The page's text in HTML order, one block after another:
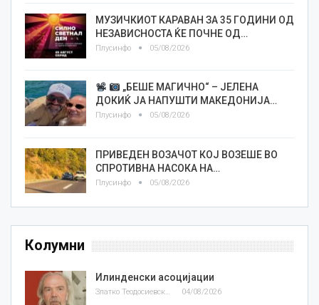
МУЗИЧКИОТ КАРАВАН ЗА 35 ГОДИНИ ОД
НЕЗАВИСНОСТА ЌЕ ПОЧНЕ ОД…
Плусинфо 05/08/2026
„БЕШЕ МАГИЧНО“ – ЈЕЛЕНА
ДОКИЌ ЈА НАПУШТИ МАКЕДОНИЈА…
Плусинфо 05/08/2026
ПРИВЕДЕН ВОЗАЧОТ КОЈ ВОЗЕШЕ ВО
СПРОТИВНА НАСОКА НА…
Плусинфо 05/08/2026
Колумни
Илинденски асоцијации
Златко Теодосиевски 04/08/2026